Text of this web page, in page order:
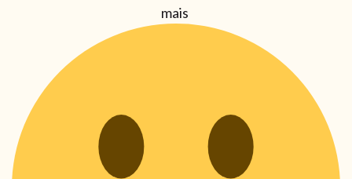
mais